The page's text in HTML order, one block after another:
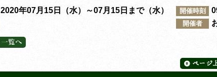
2020年07月15日（水）～07月15日まで（水） 開催時刻
開催者